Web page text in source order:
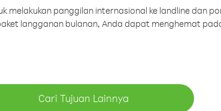
melakukan panggilan internasional ke landline dan
langganan bulanan, Anda dapat menghemat
Cari Tujuan Lainnya